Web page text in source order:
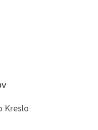
Kreslo
hviezdičiek.